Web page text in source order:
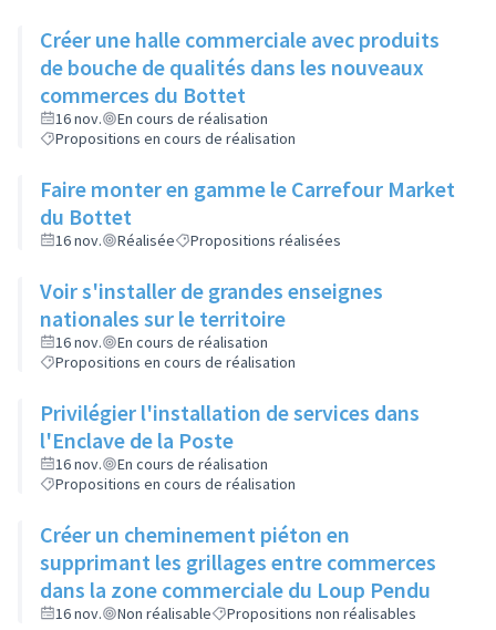
Créer une halle commerciale avec produits
de bouche de qualités dans les nouveaux
commerces du Bottet
16 nov.
En cours de réalisation
Propositions en cours de réalisation
Faire monter en gamme le Carrefour Market
du Bottet
16 nov. Réalisée Propositions réalisées
Voir s'installer de grandes enseignes
nationales sur le territoire
16 nov.
En cours de réalisation
Propositions en cours de réalisation
Privilégier l'installation de services dans
l'Enclave de la Poste
16 nov.
En cours de réalisation
Propositions en cours de réalisation
Créer un cheminement piéton en
supprimant les grillages entre commerces
dans la zone commerciale du Loup Pendu
16 nov. Non réalisable Propositions non réalisables